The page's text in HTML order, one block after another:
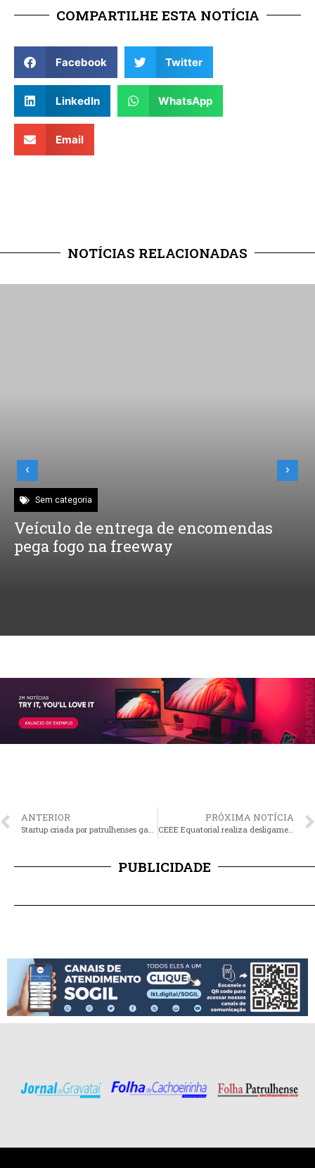
COMPARTILHE ESTA NOTÍCIA
Facebook Twitter
LinkedIn WhatsApp
Email
NOTÍCIAS RELACIONADAS
Cachoeirinha
CACHOEIRINHA: Corsan participa da
2ª Feira de Afroessência com oficina
ANTERIOR PRÓXIMA NOTÍCIA
CEEE Equatorial realiza desligamentos programados para expansão e manutenção da rede elétrica no município
PUBLICIDADE